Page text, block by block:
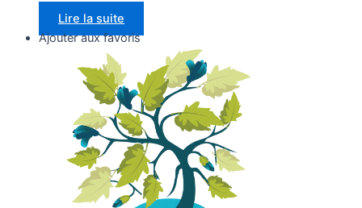
Lire la suite
Ajouter aux favoris